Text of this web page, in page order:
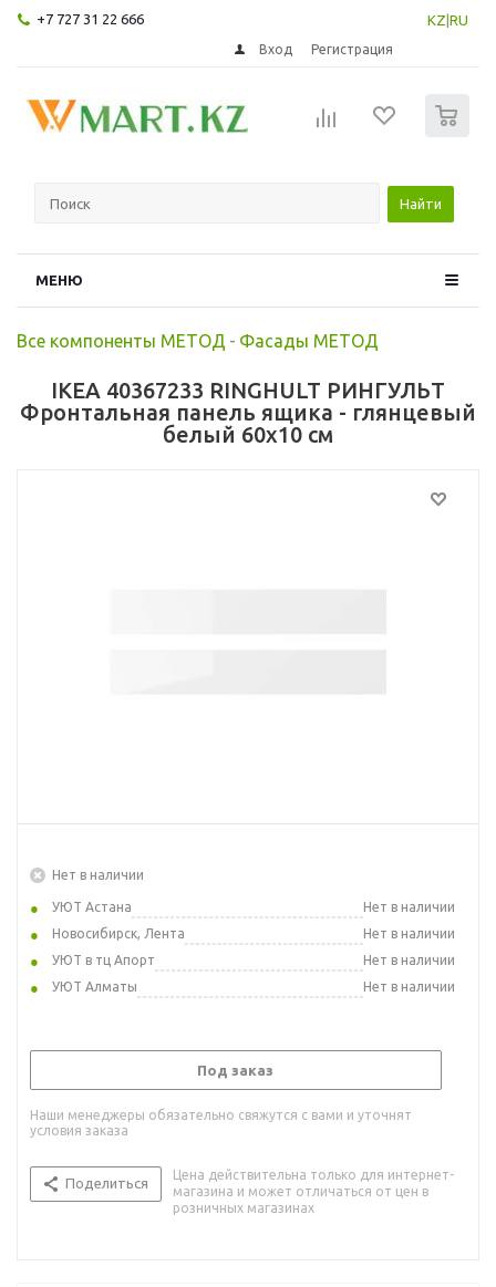
+7 727 31 22 666 KZ RU
Вход Регистрация
Найти
МЕНЮ
Все компоненты МЕТОД - Фасады МЕТОД
IKEA 40367233 RINGHULT РИНГУЛЬТ
Фронтальная панель ящика - глянцевый
белый 60x10 см
Нет в наличии
УЮТ Астана
Нет в наличии
Новосибирск, Лента
Нет в наличии
УЮТ в тц Апорт
Нет в наличии
УЮТ Алматы
Нет в наличии
Под заказ
Наши менеджеры обязательно свяжутся с вами и уточнят
условия заказа
Поделиться
Цена действительна только для интернет-
магазина и может отличаться от цен в
розничных магазинах